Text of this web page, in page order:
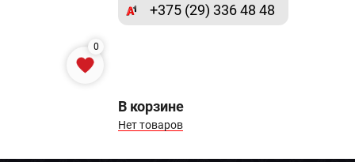
+375 (29) 336 48 48
0
В корзине
Нет товаров